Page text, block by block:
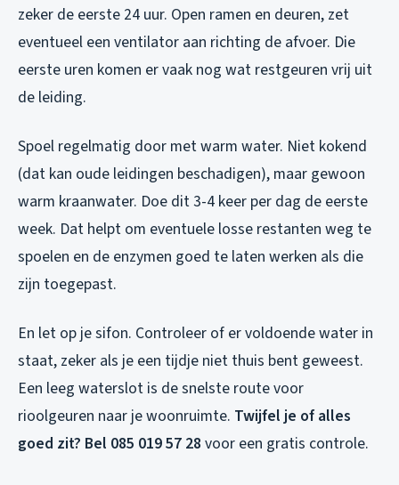
zeker de eerste 24 uur. Open ramen en deuren, zet
eventueel een ventilator aan richting de afvoer. Die
eerste uren komen er vaak nog wat restgeuren vrij uit
de leiding.
Spoel regelmatig door met warm water. Niet kokend
(dat kan oude leidingen beschadigen), maar gewoon
warm kraanwater. Doe dit 3-4 keer per dag de eerste
week. Dat helpt om eventuele losse restanten weg te
spoelen en de enzymen goed te laten werken als die
zijn toegepast.
En let op je sifon. Controleer of er voldoende water in
staat, zeker als je een tijdje niet thuis bent geweest.
Een leeg waterslot is de snelste route voor
rioolgeuren naar je woonruimte. Twijfel je of alles
goed zit? Bel 085 019 57 28 voor een gratis controle.